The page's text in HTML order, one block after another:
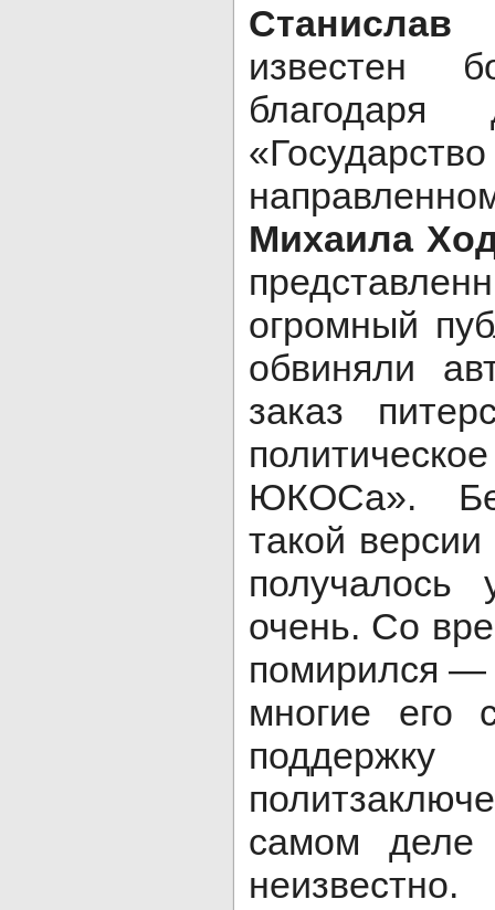
известен
Михаила
огромный
обвиняли
заказ
ЮКОСа».
такой
получалось
очень. Со
помирился —
многие его
поддержку
самом
неизвестно.